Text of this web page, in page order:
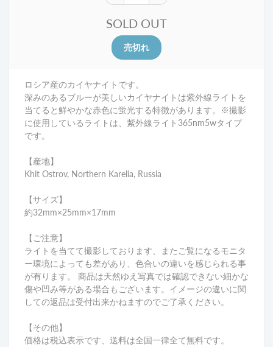
SOLD OUT
ロシア産のカイヤナイトです。
深みのあるブルーが美しいカイヤナイトは紫外線ライトを
当てると鮮やかな赤色に蛍光する特徴があります。
※撮影
に使用しているライトは、紫外線ライト365nm5wタイプ
です。
【産地】
Khit Ostrov, Northern Karelia, Russia
【サイズ】
約32mm×25mm×17mm
【ご注意】
ライトを当てて撮影しております、またご覧になるモニタ
ー環境によっても差があり、色合いの違いを感じられる事
が有ります。 商品は天然ゆえ写真では確認できない細かな
傷や凹み等がある場合もございます。イメージの違いに関
しての返品は受付出来かねますのでご了承ください。
【その他】
価格は税込表示です、送料は全国一律全て無料です。